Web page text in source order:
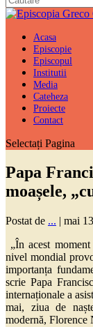
Acasa
Episcopie
Episcopul
Institutii
Media
Cateheza
Proiecte
Contact
Selectați Pagina
Papa
moașele,
Postat de ... | mai
„În acest
nivel mondial
importanța
scrie Papa
internaționale a
mai, ziua de
modernă, Florence